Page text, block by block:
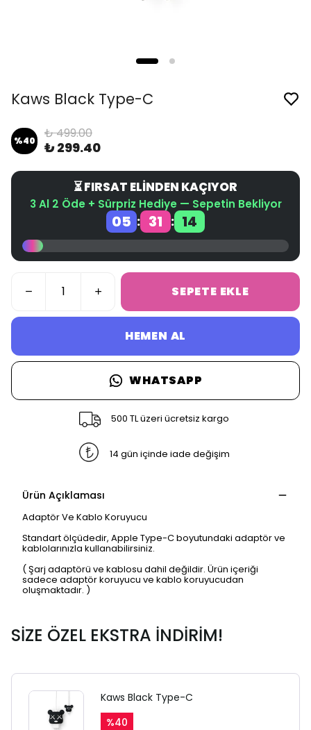
Kaws Black Type-C
%40 ₺ 499.00
₺ 299.40
⏳ FIRSAT ELİNDEN KAÇIYOR
3 Al 2 Öde + Sürpriz Hediye — Sepetin Bekliyor
05 : 31 : 13
SEPETE EKLE
HEMEN AL
WHATSAPP
500 TL üzeri ücretsiz kargo
14 gün içinde iade değişim
Ürün Açıklaması
Adaptör Ve Kablo Koruyucu
Standart ölçüdedir, Apple Type-C boyutundaki adaptör ve
kablolarınızla kullanabilirsiniz.
( Şarj adaptörü ve kablosu dahil değildir. Ürün içeriği
sadece adaptör koruyucu ve kablo koruyucudan
oluşmaktadır. )
SİZE ÖZEL EKSTRA İNDİRİM!
Kaws Black Type-C
%40
SAFARİ GİZLİ SEKME
UYARISI